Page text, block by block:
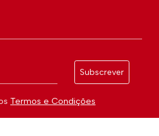
Subscrever
Termos e Condições